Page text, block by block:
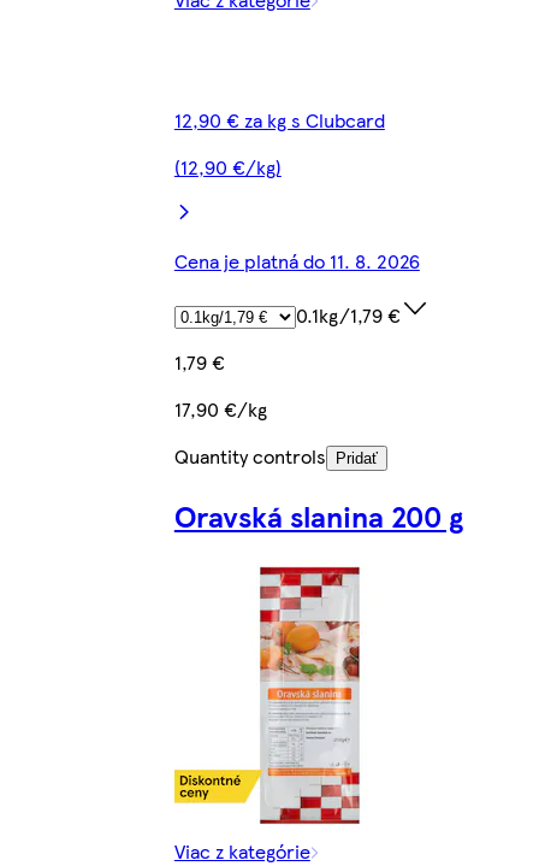
12,90 € za kg s Clubcard
(12,90 €/kg)
Cena je platná do 11. 8. 2026
0.1kg/1,79 €
1,79 €
17,90 €/kg
Quantity controls
Pridať
Oravská slanina 200 g
Viac z kategórie